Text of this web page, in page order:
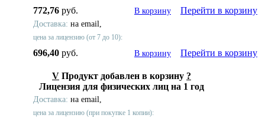
772,76 руб. В корзину Перейти в корзину
Доставка: на email,
цена за лицензию (от 7 до 10):
696,40 руб. В корзину Перейти в корзину
V Продукт добавлен в корзину ?
Лицензия для физических лиц на 1 год
Доставка: на email,
цена за лицензию (при покупке 1 копии):